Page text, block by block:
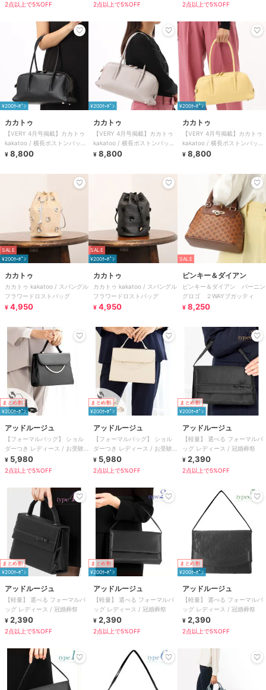
2点以上で5%OFF 2点以上で5%OFF 2点以上で5%OFF
¥200ｸｰﾎﾟﾝ
カカトゥ
【VERY 4月号掲載】カカトゥ
kakatoo / 横長ボストンバッグ
フォーマル セレモニー
¥ 8,800
¥200ｸｰﾎﾟﾝ
カカトゥ
【VERY 4月号掲載】カカトゥ
kakatoo / 横長ボストンバッグ
フォーマル セレモニー
¥ 8,800
¥200ｸｰﾎﾟﾝ
カカトゥ
【VERY 4月号掲載】カカトゥ
kakatoo / 横長ボストンバッグ
フォーマル セレモニー
¥ 8,800
SALE
¥200ｸｰﾎﾟﾝ
カカトゥ
カカトゥ kakatoo / スパングル
フラワードロストバッグ
¥ 4,950
SALE
¥200ｸｰﾎﾟﾝ
カカトゥ
カカトゥ kakatoo / スパングル
フラワードロストバッグ
¥ 4,950
SALE
ピンキー＆ダイアン
ピンキー＆ダイアン バーニン
グロゴ ２WAYブガッティ
¥ 8,250
まとめ割
¥200ｸｰﾎﾟﾝ
アッドルージュ
【フォーマルバッグ】 ショル
ダーつき レディース / お受験
冠婚葬祭 慶弔両用
¥ 5,980
2点以上で5%OFF
まとめ割
¥200ｸｰﾎﾟﾝ
アッドルージュ
【フォーマルバッグ】 ショル
ダーつき レディース / お受験
冠婚葬祭 慶弔両用
¥ 5,980
2点以上で5%OFF
まとめ割
¥200ｸｰﾎﾟﾝ
アッドルージュ
【軽量】 選べる フォーマルバ
ッグ レディース / 冠婚葬祭
¥ 2,390
2点以上で5%OFF
まとめ割
¥200ｸｰﾎﾟﾝ
アッドルージュ
【軽量】 選べる フォーマルバ
ッグ レディース / 冠婚葬祭
¥ 2,390
2点以上で5%OFF
まとめ割
¥200ｸｰﾎﾟﾝ
アッドルージュ
【軽量】 選べる フォーマルバ
ッグ レディース / 冠婚葬祭
¥ 2,390
2点以上で5%OFF
まとめ割
¥200ｸｰﾎﾟﾝ
アッドルージュ
【軽量】 選べる フォーマルバ
ッグ レディース / 冠婚葬祭
¥ 2,390
2点以上で5%OFF